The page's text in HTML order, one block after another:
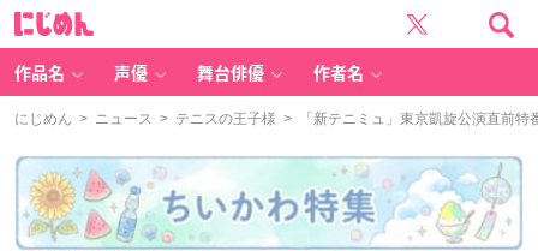
作品名 声優 舞台俳優 作者名
にじめん > ニュース > テニスの王子様 > 「新テニミュ」東京凱旋公演直前特